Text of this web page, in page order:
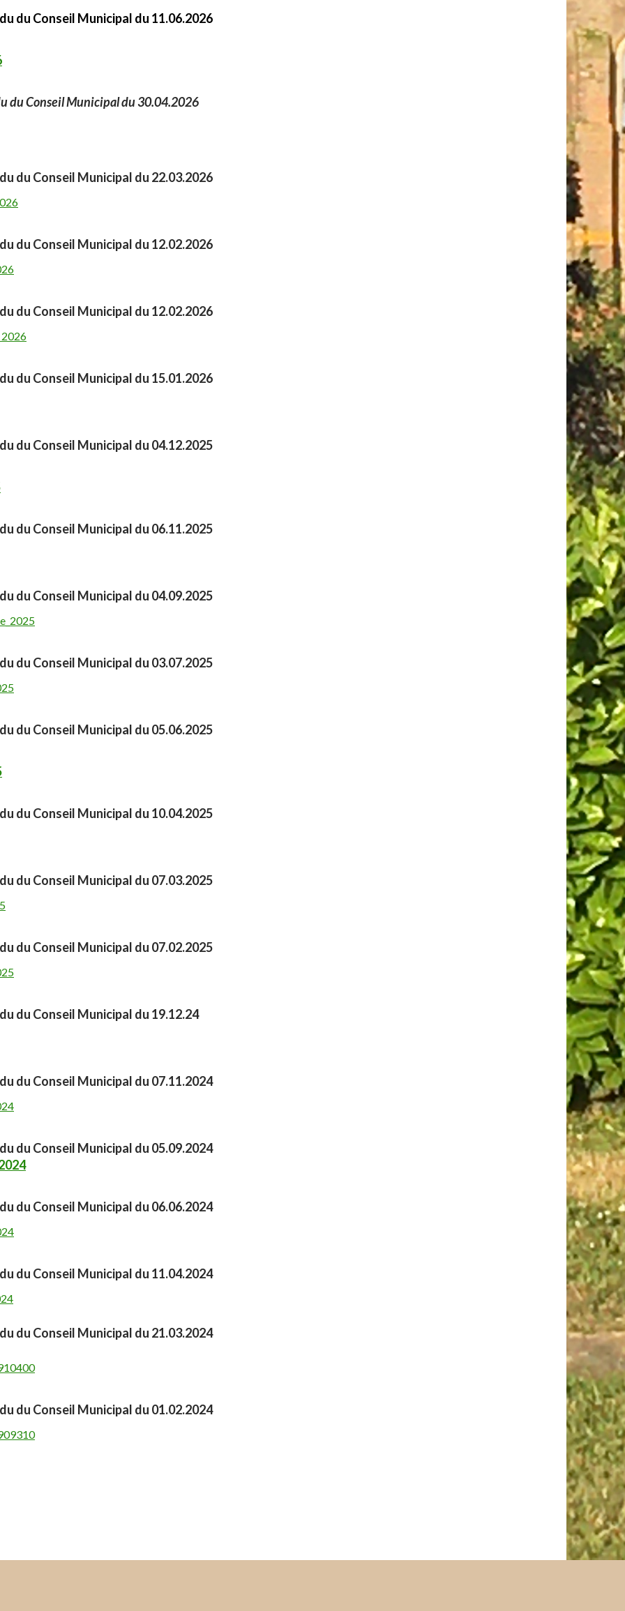
du Conseil Municipal du 11.06.2026
du Conseil Municipal du 30.04.2026
du Conseil Municipal du 22.03.2026
du Conseil Municipal du 12.02.2026
du Conseil Municipal du 12.02.2026
2026
du Conseil Municipal du 15.01.2026
du Conseil Municipal du 04.12.2025
du Conseil Municipal du 06.11.2025
du Conseil Municipal du 04.09.2025
du Conseil Municipal du 03.07.2025
du Conseil Municipal du 05.06.2025
du Conseil Municipal du 10.04.2025
du Conseil Municipal du 07.03.2025
du Conseil Municipal du 07.02.2025
du Conseil Municipal du 19.12.24
du Conseil Municipal du 07.11.2024
du Conseil Municipal du 05.09.2024
du Conseil Municipal du 06.06.2024
du Conseil Municipal du 11.04.2024
du Conseil Municipal du 21.03.2024
du Conseil Municipal du 01.02.2024